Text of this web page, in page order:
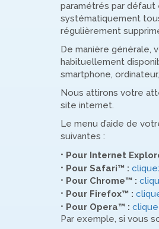
paramétrés par défaut
systématiquement
régulièrement
De manière générale,
habituellement
smartphone,
Nous attirons votre
site internet.
Le menu d’aide de
suivantes :
• Pour Internet
• Pour Safari™ :
• Pour Chrome™ :
• Pour Firefox™ :
• Pour Opera™ :
Par exemple, si vous